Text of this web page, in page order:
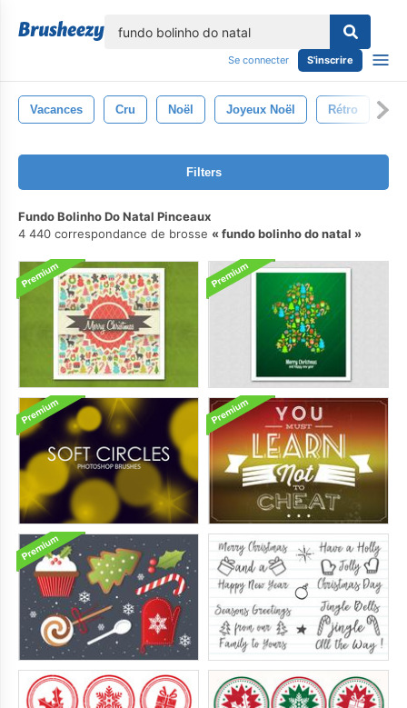
Se connecter S'inscrire
Vacances Cru Noël Joyeux Noël Rétro
Filters
Fundo Bolinho Do Natal Pinceaux
4 440 correspondance de brosse
fundo bolinho do natal